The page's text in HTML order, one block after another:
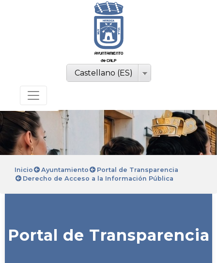
AYUNTAMIENTO
de CALP
Castellano (ES)
Inicio Ayuntamiento
Portal de Transparencia
Derecho de Acceso a la Información Pública
Portal de Transparencia